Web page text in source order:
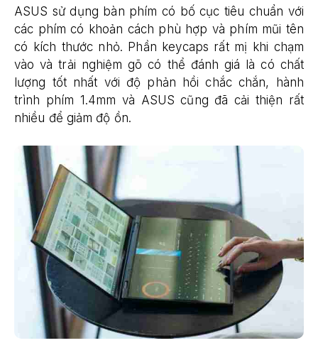
ASUS sử dụng bàn phím có bố cục tiêu chuẩn với
các phím có khoản cách phù hợp và phím mũi tên
có kích thước nhỏ. Phần keycaps rất mị khi chạm
vào và trải nghiệm gõ có thể đánh giá là có chất
lượng tốt nhất với độ phản hồi chắc chắn, hành
trình phím 1.4mm và ASUS cũng đã cải thiện rất
nhiều để giảm độ ồn.